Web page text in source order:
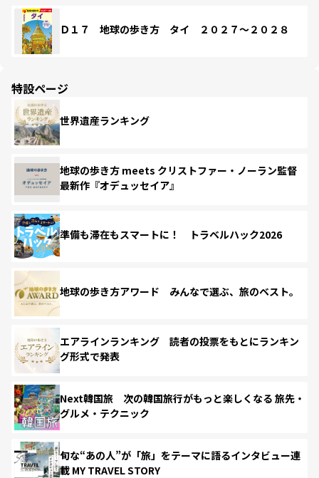
Ｄ１７ 地球の歩き方 タイ ２０２７～２０２８
特設ページ
世界遺産ランキング
地球の歩き方 meets クリストファー・ノーラン監督
最新作『オデュッセイア』
準備も滞在もスマートに！ トラベルハック2026
地球の歩き方アワード みんなで選ぶ、旅のベスト。
エアラインランキング 読者の投票をもとにランキン
グ形式で発表
Next韓国旅 次の韓国旅行がもっと楽しくなる 旅先・
グルメ・テクニック
旬な“あの人”が「旅」をテーマに語るインタビュー連
載 MY TRAVEL STORY